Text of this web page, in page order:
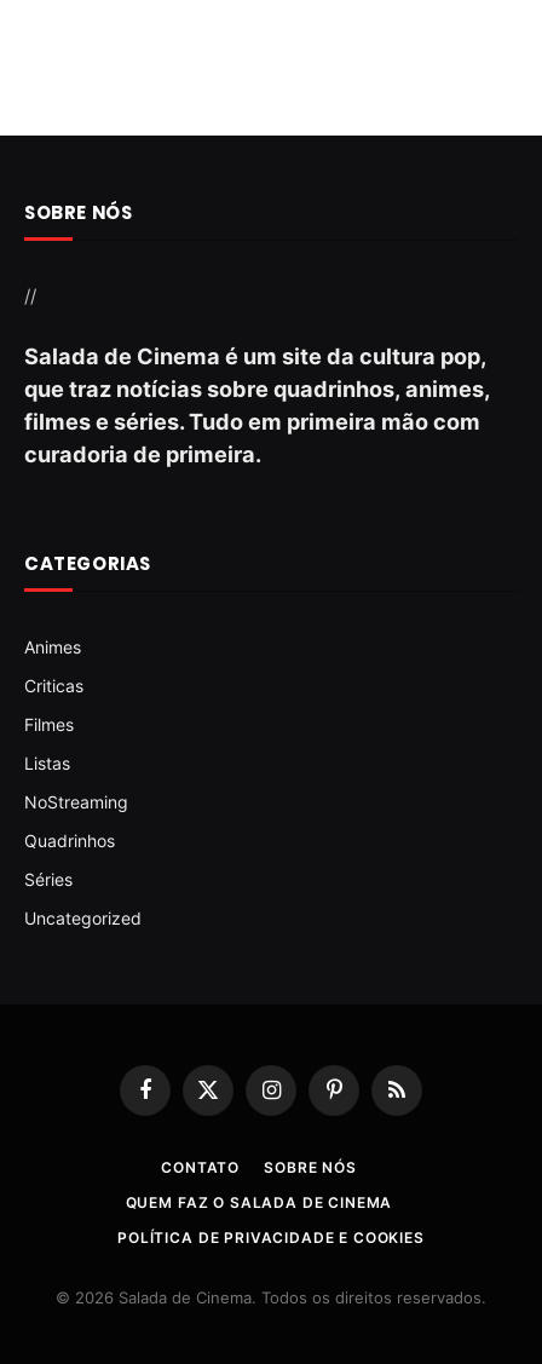
SOBRE NÓS
//
Salada de Cinema é um site da cultura pop,
que traz notícias sobre quadrinhos, animes,
filmes e séries. Tudo em primeira mão com
curadoria de primeira.
CATEGORIAS
Animes
Criticas
Filmes
Listas
NoStreaming
Quadrinhos
Séries
Uncategorized
Facebook
X
InstagramPinterestRSS
CONTATO
SOBRE NÓS
QUEM FAZ O SALADA DE CINEMA
POLÍTICA DE PRIVACIDADE E COOKIES
© 2026 Salada de Cinema. Todos os direitos reservados.